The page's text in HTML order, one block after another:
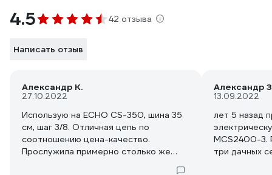
4.5 42 отзыва
Написать отзыв
Александр К.
27.10.2022
Использую на ECHO CS-350, шина 35
см, шаг 3/8. Отличная цепь по
соотношению цена-качество.
Прослужила примерно столько же
Александр
13.09.2022
лет 5 назад
MCS2400-3.
три дачных